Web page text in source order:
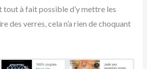
tout à fait possible d’y mettre les
des verres, cela n’a rien de choquant